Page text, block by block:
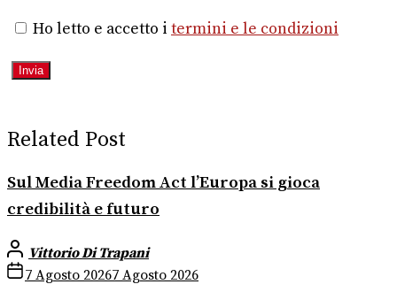
Ho letto e accetto i termini e le condizioni
Related Post
Sul Media Freedom Act l’Europa si gioca
credibilità e futuro
Vittorio Di Trapani
7 Agosto 20267 Agosto 2026